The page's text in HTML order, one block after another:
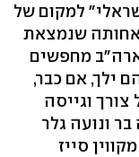
למקום של
שנמצאת
מחפשים
ילך, אם כבר,
וגייסה
ונועה גלר
סייז